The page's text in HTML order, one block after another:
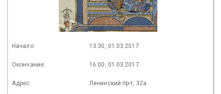
Начало: 13:30, 01.03.2017
Окончание: 16:00, 01.03.2017
Адрес: Ленинский пр-т, 32а